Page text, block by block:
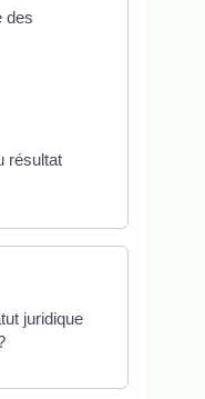
des
résultat
juridique